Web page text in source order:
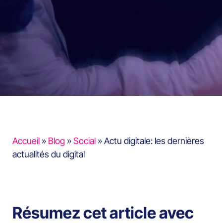
Accueil » Blog »Social »Actu digitale: les dernières
actualités du digital
Résumez cet article avec